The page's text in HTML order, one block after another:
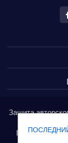
Защита
Покупайте